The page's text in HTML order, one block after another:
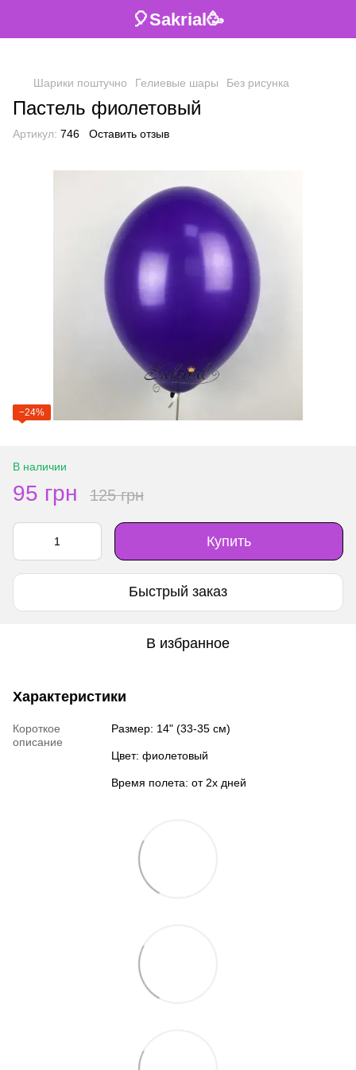
🎈Sakrial🥳
Шарики поштучно Гелиевые шары Без рисунка
Пастель фиолетовый
Артикул: 746 Оставить отзыв
−24%
В наличии
95 грн 125 грн
Купить
Быстрый заказ
В избранное
Характеристики
Короткое
описание
Размер: 14" (33-35 см)
Цвет: фиолетовый
Время полета: от 2х дней